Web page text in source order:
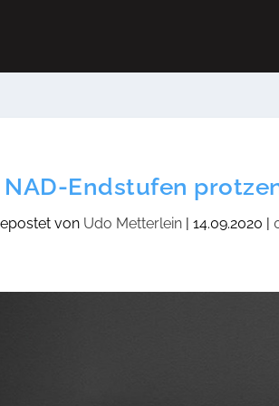
NAD-Endstufen
von Udo Metterlein | 14.09.2020 |